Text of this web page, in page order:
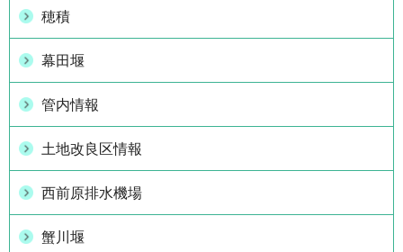
穂積
幕田堰
管内情報
土地改良区情報
西前原排水機場
蟹川堰